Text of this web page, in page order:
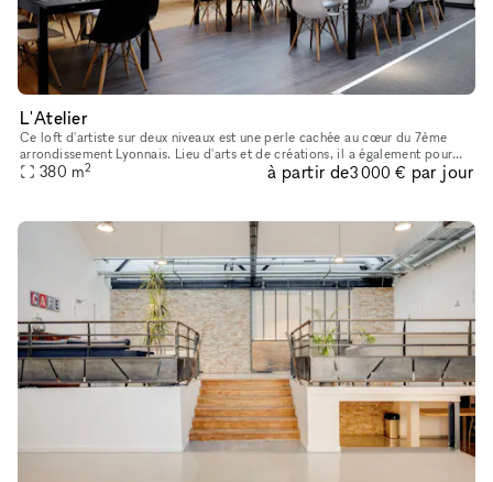
L'Atelier
Ce loft d'artiste sur deux niveaux est une perle cachée au cœur du 7ème
arrondissement Lyonnais. Lieu d'arts et de créations, il a également pour
but de vous accueillir lors de vos événements profess
380 m2 à partir de3 000 € par jour